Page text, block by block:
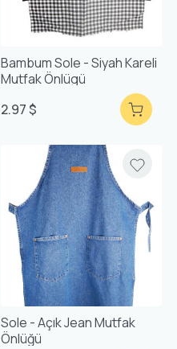
Bambum Sole - Siyah Kareli
Mutfak Önlügü
2.97 $
Sole - Açık Jean Mutfak
Önlüğü